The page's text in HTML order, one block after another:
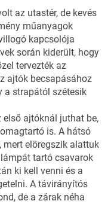
az utastér, de kevés
műanyagok
kapcsolója
során kiderült, hogy
tervezték az
ajtók becsapásához
a strapától szétesik
első ajtóknál juthat be,
is. A hátsó
mert elöregszik alattuk
tartó csavarok
ki kell venni és a
A távirányítós
de a zárak néha